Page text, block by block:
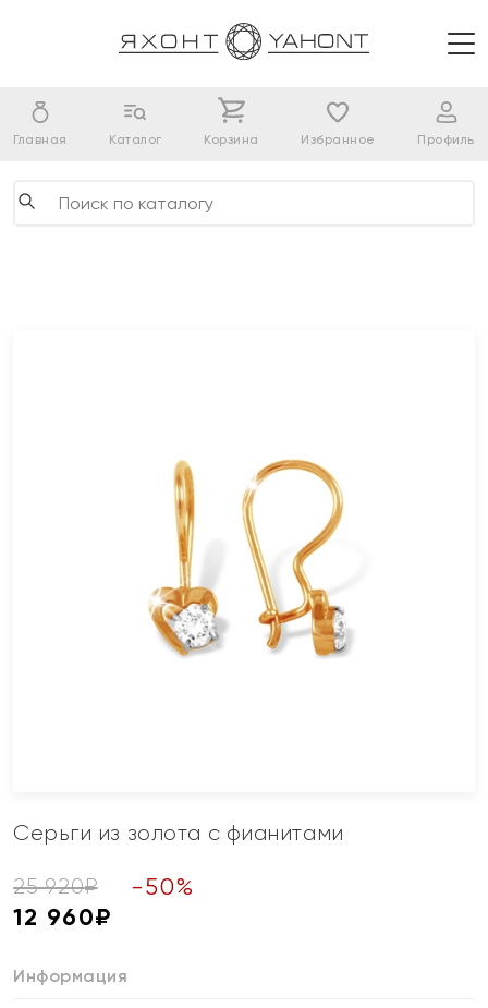
Главная Каталог Корзина Избранное Профиль
Серьги из золота с фианитами
25 920₽ -50%
12 960₽
Информация